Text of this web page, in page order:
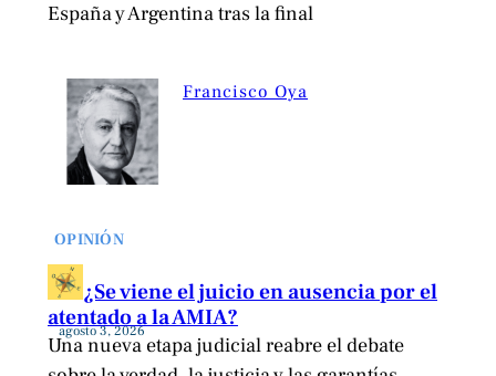
España y Argentina tras la final
Francisco Oya
OPINIÓN
¿Se viene el juicio en ausencia por el
atentado a la AMIA?
agosto 3, 2026
Una nueva etapa judicial reabre el debate